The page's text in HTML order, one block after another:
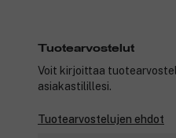
Tuotearvostelut
Voit kirjoittaa
asiakastilillesi.
Tuotearvostelujen ehdot